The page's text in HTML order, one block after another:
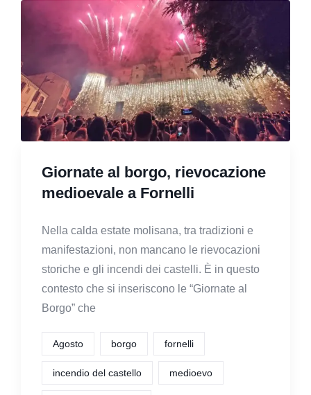
Giornate al borgo, rievocazione
medioevale a Fornelli
Nella calda estate molisana, tra tradizioni e
manifestazioni, non mancano le rievocazioni
storiche e gli incendi dei castelli. È in questo
contesto che si inseriscono le “Giornate al
Borgo” che
Agosto borgo fornelli
incendio del castello medioevo